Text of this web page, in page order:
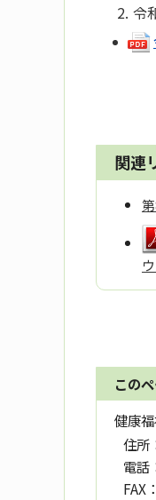
令
関連
この
健康
住所
電話
FAX：